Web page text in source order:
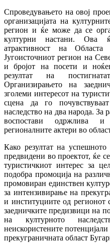
Спроведувањето на овој
организацијата на
регион и ќе може да се
културни настани. Ова
атрактивност на
Југоисточниот регион на
и бројот на посети и
резултат на
Организирањето на
зголеми интересот на
сцена да го
наследство на два народа. За
воспостави одржлива и
регионалните актери во
Како резултат на
предвидени во проектот, ќе
туристичкиот интерес за
подобра промоција на
промовиран единствен
за интензивирање на
и институциите од регионот
заедничките предизвици на
на културното
неискористените
прекуграничната област